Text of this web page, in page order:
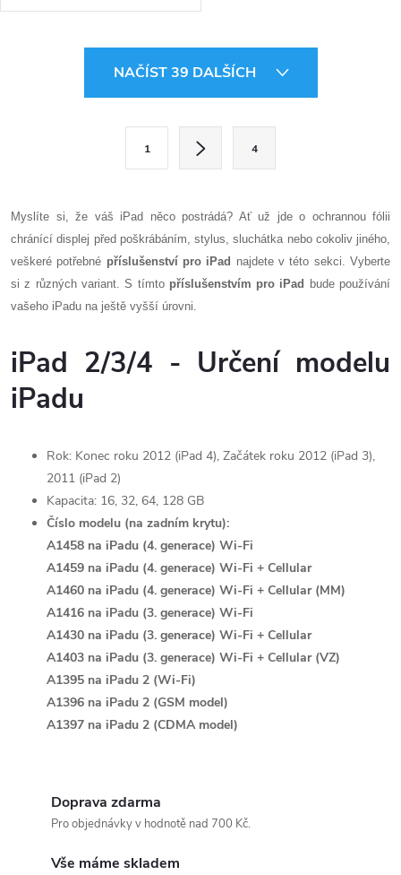
d
a
c
í
p
r
NAČÍST 39 DALŠÍCH
á
n
k
o
v
n
í
1 4
Myslíte si, že váš iPad něco postrádá? Ať už jde o ochrannou fólii
chránící displej před poškrábáním, stylus, sluchátka nebo cokoliv jiného,
veškeré potřebné příslušenství pro iPad najdete v této sekci. Vyberte
si z různých variant. S tímto příslušenstvím pro iPad
bude používání
vašeho iPadu na ještě vyšší úrovni.
iPad 2/3/4 - Určení modelu
iPadu
Rok: Konec roku 2012 (iPad 4), Začátek roku 2012 (iPad 3),
2011 (iPad 2)
Kapacita: 16, 32, 64, 128 GB
Číslo modelu (na zadním krytu):
A1458 na iPadu (4. generace) Wi-Fi
A1459 na iPadu (4. generace) Wi-Fi + Cellular
A1460 na iPadu (4. generace) Wi-Fi + Cellular (MM)
A1416 na iPadu (3. generace) Wi-Fi
A1430 na iPadu (3. generace) Wi-Fi + Cellular
A1403 na iPadu (3. generace) Wi-Fi + Cellular (VZ)
A1395 na iPadu 2 (Wi-Fi)
A1396 na iPadu 2 (GSM model)
A1397 na iPadu 2 (CDMA model)
Doprava zdarma
Pro objednávky v hodnotě nad 700 Kč.
Vše máme skladem